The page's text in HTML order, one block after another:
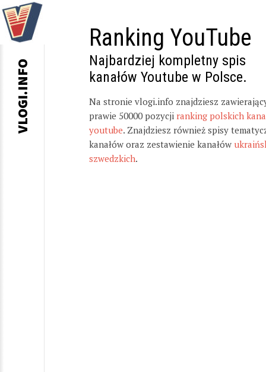
Ranking YouTube
Najbardziej kompletny spis
kanałów Youtube w Polsce.
Na stronie vlogi.info znajdziesz
prawie 50000 pozycji ranking polskich
youtube. Znajdziesz również spisy
kanałów oraz zestawienie kanałów
szwedzkich.
VLOGI.INFO